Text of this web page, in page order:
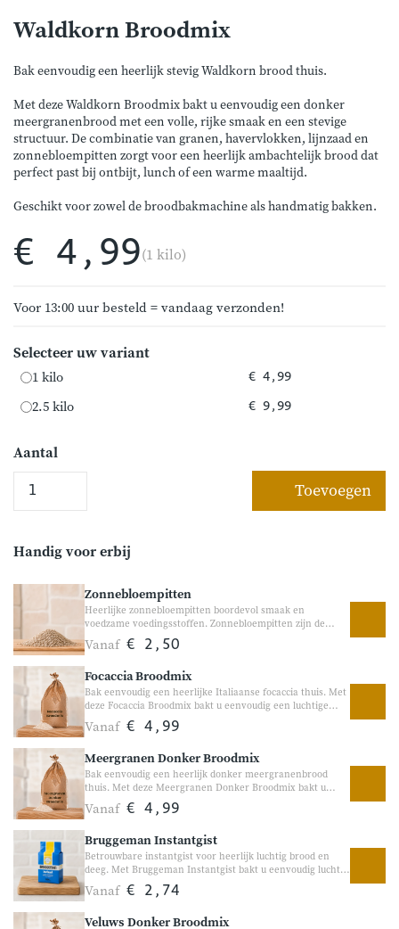
Waldkorn Broodmix
Bak eenvoudig een heerlijk stevig Waldkorn brood thuis.
Met deze Waldkorn Broodmix bakt u eenvoudig een donker
meergranenbrood met een volle, rijke smaak en een stevige
structuur. De combinatie van granen, havervlokken, lijnzaad en
zonnebloempitten zorgt voor een heerlijk ambachtelijk brood dat
perfect past bij ontbijt, lunch of een warme maaltijd.
Geschikt voor zowel de broodbakmachine als handmatig bakken.
€ 4,99(1 kilo)
Voor 13:00 uur besteld = vandaag verzonden!
Selecteer uw variant
1 kilo € 4,99
2.5 kilo € 9,99
Aantal
Toevoegen
Handig voor erbij
Zonnebloempitten
Heerlijke zonnebloempitten boordevol smaak en
voedzame voedingsstoffen. Zonnebloempitten zijn de
zaden van de zonnebloem en hebben een volle, licht
nootachtige smaak. Ze zijn heerlijk in yoghurt, salades,
tussendoortje.
Vanaf € 2,50
Focaccia Broodmix
Bak eenvoudig een heerlijke Italiaanse focaccia thuis. Met
deze Focaccia Broodmix bakt u eenvoudig een luchtige
Italiaanse focaccia met een zachte structuur en heerlijke
kruiden. Voeg zelf uw favoriete toppings toe, zoals olijven,
helemaal naar eigen smaak. Perfect als borrelhapje,
bijgerecht, lunch of bij een kom soep.
Vanaf € 4,99
Meergranen Donker Broodmix
Bak eenvoudig een heerlijk donker meergranenbrood
thuis. Met deze Meergranen Donker Broodmix bakt u
eenvoudig een stevig en smaakvol brood met
verschillende granen en zaden. De mix bevat geen
toevoegingen. Perfect voor liefhebbers van ambachtelijk
brood. Geschikt voor zowel de broodbakmachine als
handmatig bakken.
Vanaf € 4,99
Bruggeman Instantgist
Betrouwbare instantgist voor heerlijk luchtig brood en
deeg. Met Bruggeman Instantgist bakt u eenvoudig luchtig
brood, pizza’s en andere deegrecepten. Deze fijne
korrelgist zorgt voor een goede rijzing en helpt bij het
voor zowel de broodbakmachine als handmatig bakken.
Vanaf € 2,74
Veluws Donker Broodmix